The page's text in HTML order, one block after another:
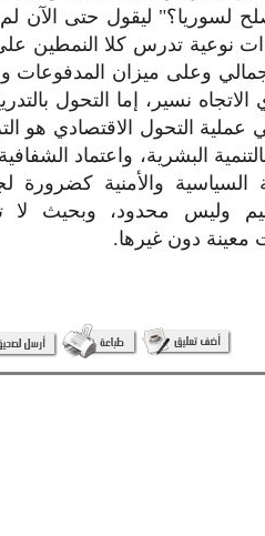
لسوريا؟" ليقول حتى الآن
نوعية تدرس كلا النمطين
وعلى ميزان المدفوعات
نسير، إما التحول
التحول الاقتصادي هو
البشرية، واعتماد
السياسية والأمنية كضرورة
وليس محدود، وبحيث لا
معينة دون غيرها.